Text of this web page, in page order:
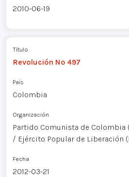
2010-06-19
Título
Revolución Nº 497
País
Colombia
Organización
Partido Comunista de
/ Ejército Popular de Liberación
Fecha
2012-03-21